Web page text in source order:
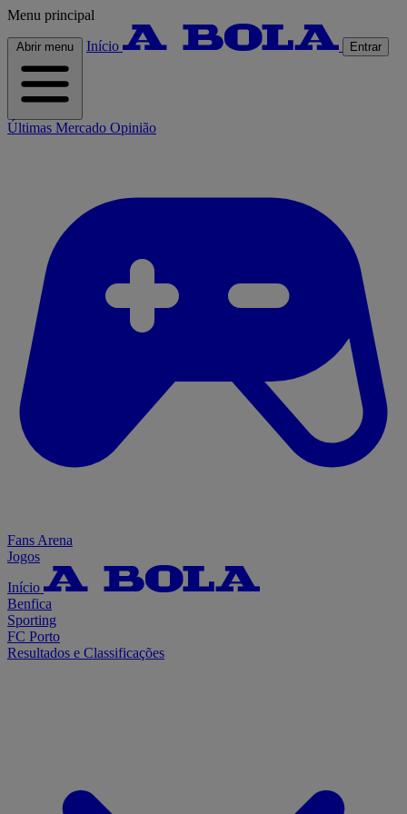
Menu principal
Abrir menu Início Entrar
Últimas Mercado Opinião
Fans Arena
Jogos
Início
Benfica
Sporting
FC Porto
Resultados e Classificações